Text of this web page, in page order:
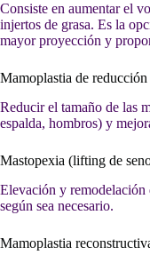
Consiste en aumentar el
injertos de grasa. Es la
mayor proyección y
Mamoplastia de reducción
Reducir el tamaño de las
espalda, hombros) y
Mastopexia (lifting de
Elevación y remodelación
según sea necesario.
Mamoplastia